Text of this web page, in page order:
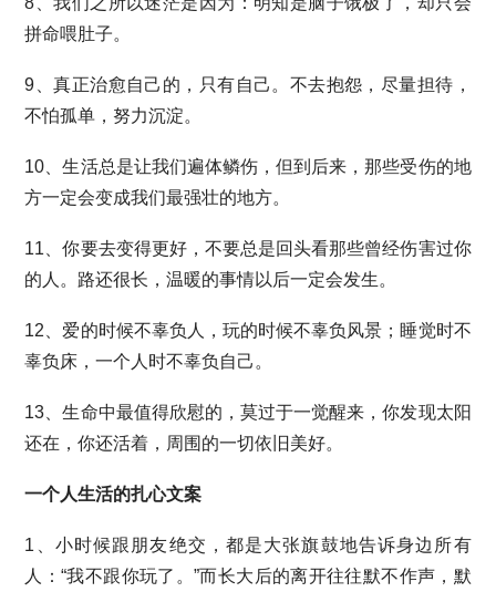
拼命喂肚子。
9、真正治愈自己的，只有自己。不去抱怨，尽量担待，
不怕孤单，努力沉淀。
10、生活总是让我们遍体鳞伤，但到后来，那些受伤的地
方一定会变成我们最强壮的地方。
11、你要去变得更好，不要总是回头看那些曾经伤害过你
的人。路还很长，温暖的事情以后一定会发生。
12、爱的时候不辜负人，玩的时候不辜负风景；睡觉时不
辜负床，一个人时不辜负自己。
13、生命中最值得欣慰的，莫过于一觉醒来，你发现太阳
还在，你还活着，周围的一切依旧美好。
一个人生活的扎心文案
1、小时候跟朋友绝交，都是大张旗鼓地告诉身边所有
人：“我不跟你玩了。”而长大后的离开往往默不作声，默